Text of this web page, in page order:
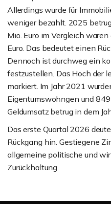
Allerdings wurde für
weniger bezahlt. 2025
Mio. Euro im Vergleich
Euro. Das bedeutet einen
Dennoch ist durchweg ein
festzustellen. Das Hoch der
markiert. Im Jahr 2021
Eigentumswohngen und
Geldumsatz betrug in dem
Das erste Quartal 2026
Rückgang hin. Gestiegene
allgemeine politische und
Zurückhaltung.